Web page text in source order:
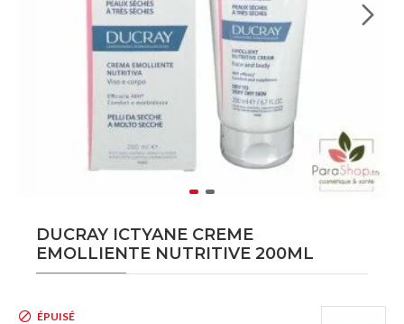
DUCRAY ICTYANE CREME
EMOLLIENTE NUTRITIVE 200ML
ÉPUISÉ